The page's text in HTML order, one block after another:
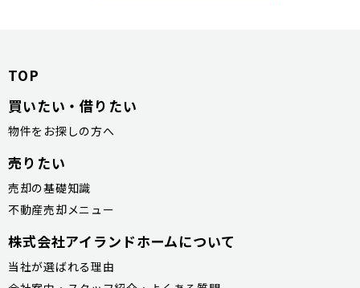
TOP
買いたい・借りたい
物件をお探しの方へ
売りたい
売却の基礎知識
不動産売却メニュー
株式会社アイランドホームについて
当社が選ばれる理由